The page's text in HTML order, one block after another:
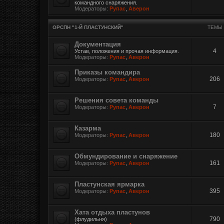
командного снаряжения.
Модераторы: Рупас Аверон
ОРСПН "1-Й ПЛАСТУНСКИЙ" ТЕМЫ
Документация
Устав, положения и прочая информация.
Модераторы: Рупас Аверон
4
Приказы командира
Модераторы: Рупас Аверон 206
Решения совета команды
Модераторы: Рупас Аверон 7
Казарма
Модераторы: Рупас Аверон 180
Обмундирование и снаряжение
Модераторы: Рупас Аверон 161
Пластунская ярмарка
Модераторы: Рупас Аверон 395
Хата отдыха пластунов
(флудильня)
790